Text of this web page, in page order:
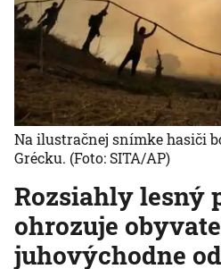
Rozsiahly lesný
ohrozuje
juhovýchodne
Na ilustračnej snímke hasiči
Grécku. (Foto: SITA/AP)